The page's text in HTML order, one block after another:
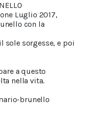
Luglio 2017,
con la
sole sorgesse, e poi
a questo
nella vita.
brunello